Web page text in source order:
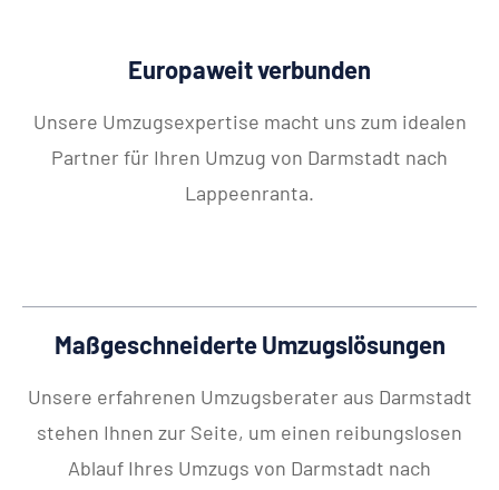
Europaweit verbunden
Unsere Umzugsexpertise macht uns zum idealen
Partner für Ihren Umzug von Darmstadt nach
Lappeenranta.
Maßgeschneiderte Umzugslösungen
Unsere erfahrenen Umzugsberater aus Darmstadt
stehen Ihnen zur Seite, um einen reibungslosen
Ablauf Ihres Umzugs von Darmstadt nach